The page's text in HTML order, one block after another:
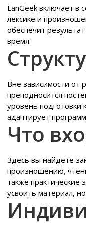
LanGeek включает в
лексике и
обеспечит
время.
Вне зависимости от
преподносится
уровень подготовки
адаптирует
Что
Здесь вы найдете
произношению,
также практические
усвоить материал,